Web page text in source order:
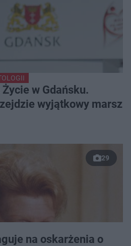
w Gdańsku.
wyjątkowy marsz
29
na oskarżenia o